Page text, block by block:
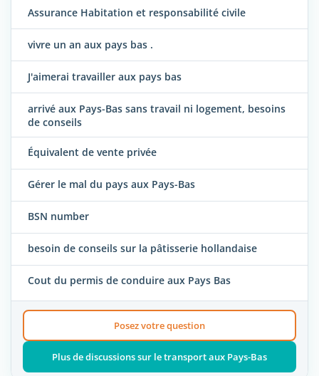
Assurance Habitation et responsabilité civile
vivre un an aux pays bas .
J'aimerai travailler aux pays bas
arrivé aux Pays-Bas sans travail ni logement, besoins
de conseils
Équivalent de vente privée
Gérer le mal du pays aux Pays-Bas
BSN number
besoin de conseils sur la pâtisserie hollandaise
Cout du permis de conduire aux Pays Bas
Posez votre question
Plus de discussions sur le transport aux Pays-Bas